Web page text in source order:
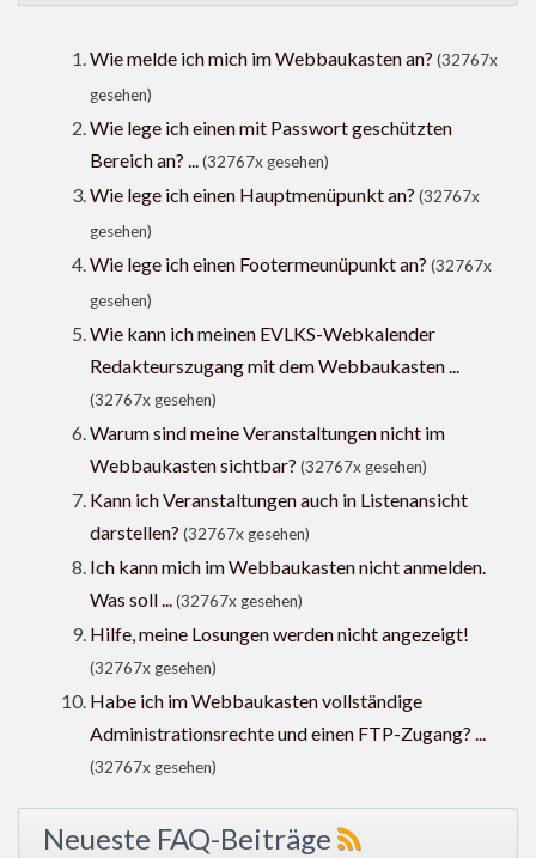
Wie melde ich mich im Webbaukasten an? (32767x
gesehen)
Wie lege ich einen mit Passwort geschützten
Bereich an? ...(32767x gesehen)
Wie lege ich einen Hauptmenüpunkt an? (32767x
gesehen)
Wie lege ich einen Footermeunüpunkt an? (32767x
gesehen)
Wie kann ich meinen EVLKS-Webkalender
Redakteurszugang mit dem Webbaukasten ...
(32767x gesehen)
Warum sind meine Veranstaltungen nicht im
Webbaukasten sichtbar? (32767x gesehen)
Kann ich Veranstaltungen auch in Listenansicht
darstellen? (32767x gesehen)
Ich kann mich im Webbaukasten nicht anmelden.
Was soll ...(32767x gesehen)
Hilfe, meine Losungen werden nicht angezeigt!
(32767x gesehen)
Habe ich im Webbaukasten vollständige
Administrationsrechte und einen FTP-Zugang? ...
(32767x gesehen)
Neueste FAQ-Beiträge